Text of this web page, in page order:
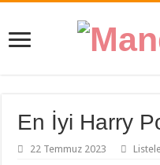
En İyi Harry
22 Temmuz 2023